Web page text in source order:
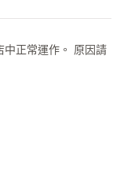
中正常運作。 原因請